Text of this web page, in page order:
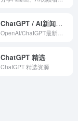
ChatGPT / AI新闻聚合
ChatGPT 精选
ChatGPT 精选资源